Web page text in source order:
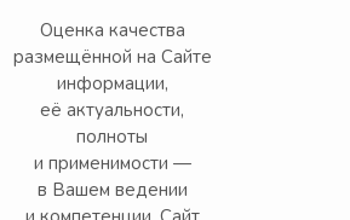
Оценка качества
размещённой на Сайте
информации,
её актуальности,
полноты
и применимости —
в Вашем ведении